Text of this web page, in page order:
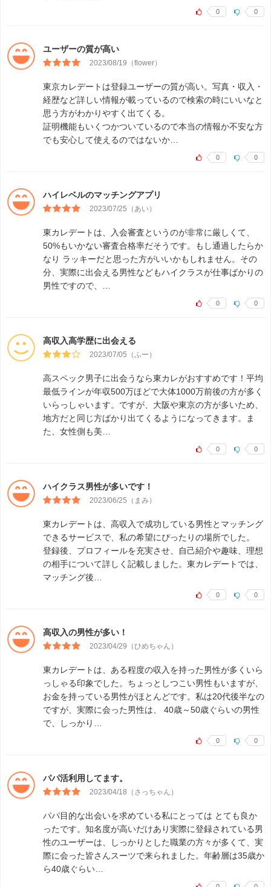
0 0
ユーザーの質が高い
2023/08/19（flower）
東京カレデートは登録ユーザーの質が高い。写真・収入・
経歴など詳しい情報が載っているので検索の時にいいなと
思う方がわかりやすく出てくる。
証明機能もいくつかついているので本当の情報か不安な方
でも安心して使えるのではないか…
0 0
ハイレベルのマッチングアプリ
2023/07/25（あい）
東カレデートは、入会審査というのが非常に厳しくて、
50%もいかない審査合格率だそうです。もし通過したらか
なり ラッキーだと思った方がいいかもしれません。その
分、実際に出会える男性などもハイクラスが仕事ばかりの
男性ですので、…
0 0
高収入高学歴に出会える
2023/07/05（ふー）
高スペック男子に出会うなら東カレがおすすめです！平均
最低ラインが年収500万ほどで大体1000万前後の方が多く
いらっしゃいます。ですが、大阪や東京の方が多いため、
地方だと同じ方ばかり出てくるようになってきます。ま
た、女性側も美…
0 0
ハイクラス男性が多いです！
2023/06/25（まみ）
東カレデートは、高収入で成功している男性とマッチング
できるサービスで、私の希望にぴったりの場所でした。
登録後、プロフィールを充実させ、自己紹介や趣味、理想
の相手について詳しく記載しました。東カレデートでは、
マッチング後…
0 0
高収入の男性が多い！
2023/04/29（ひめちゃん）
東カレデートは、ある程度の収入を持った男性が多くいら
っしゃる印象でした。ちょっとしつこい男性もいますが、
お金を持っている男性がほとんどです。私は20代後半なの
ですが、実際に会った男性は、 40歳～50歳ぐらいの男性
で、しっかり…
0 0
パパ活利用してます。
2023/04/18（さっちゃん）
パパ目的な出会いを求めている私にとっては とても良か
ったです。知名度が高いだけあり実際に登録されている男
性のユーザーは、しっかりとした職業の方々が多くて、実
際に会った皆さんスーツで来られました。年齢層は35歳か
ら40歳ぐらい…